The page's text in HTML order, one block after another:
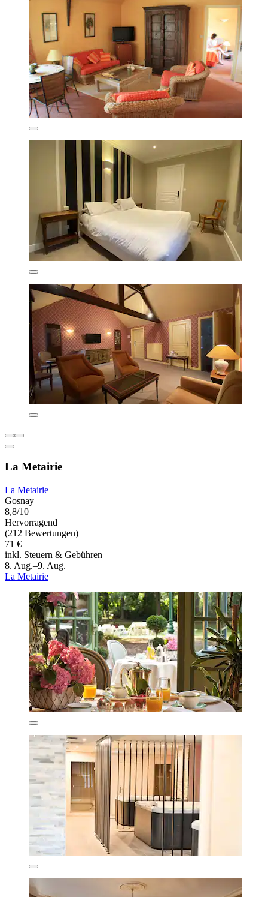
La Metairie
La Metairie
Gosnay
8,8/10
Hervorragend
(212 Bewertungen)
71 €
inkl. Steuern & Gebühren
8. Aug.–9. Aug.
La Metairie